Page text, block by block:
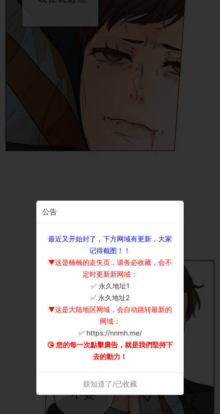
公告
最近又开始封了，下方网域有更新，大家
记得截图！！
▼这是楠楠的走失页，请务必收藏，会不
定时更新新网域：
✅ 永久地址1
✅ 永久地址2
▼这是大陆地区网域，会自动跳转最新的
网域：
✅ https://nnmh.me/
😘 您的每一次點擊廣告，就是我們堅持下
去的動力！
朕知道了/已收藏